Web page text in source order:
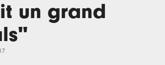
un grand